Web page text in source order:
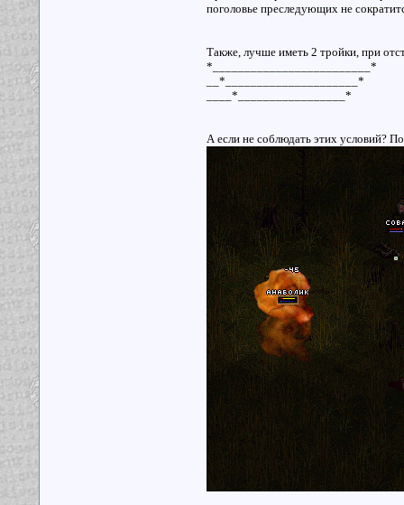
поголовье преследующих не
Также, лучше иметь 2 тройки, при
*_________________________*
__*_____________________*
____*_________________*
А если не соблюдать этих условий?